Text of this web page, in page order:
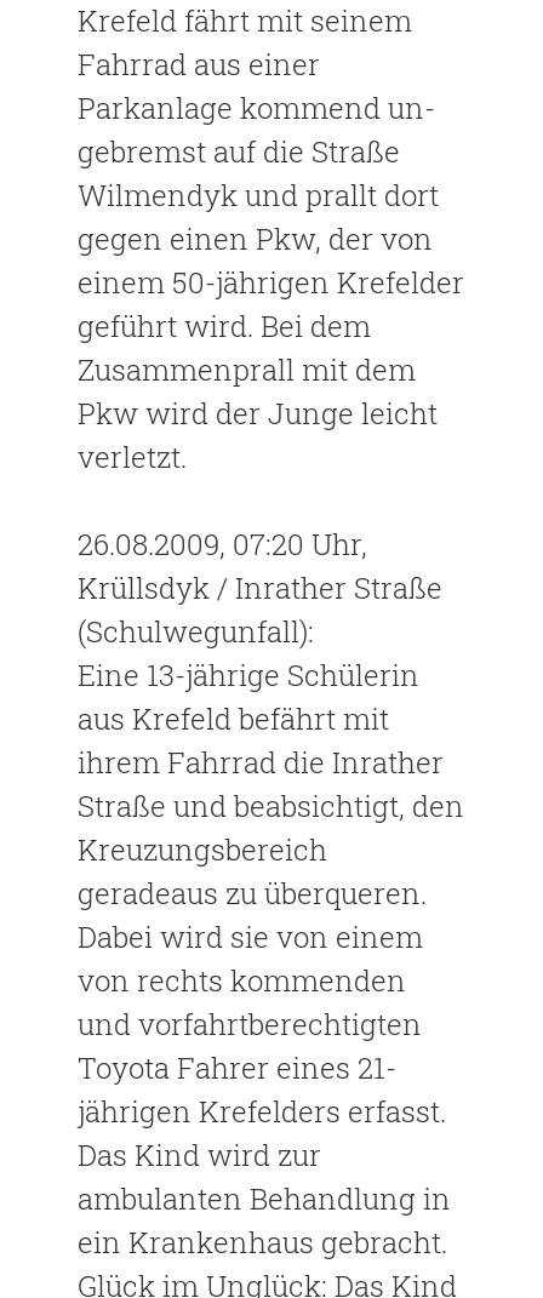
Krefeld fährt mit seinem
Fahrrad aus einer
Parkanlage kommend un-
gebremst auf die Straße
Wilmendyk und prallt dort
gegen einen Pkw, der von
einem 50-jährigen Krefelder
geführt wird. Bei dem
Zusammenprall mit dem
Pkw wird der Junge leicht
verletzt.
26.08.2009, 07:20 Uhr,
Krüllsdyk / Inrather Straße
(Schulwegunfall):
Eine 13-jährige Schülerin
aus Krefeld befährt mit
ihrem Fahrrad die Inrather
Straße und beabsichtigt, den
Kreuzungsbereich
geradeaus zu überqueren.
Dabei wird sie von einem
von rechts kommenden
und vorfahrtberechtigten
Toyota Fahrer eines 21-
jährigen Krefelders erfasst.
Das Kind wird zur
ambulanten Behandlung in
ein Krankenhaus gebracht.
Glück im Unglück: Das Kind